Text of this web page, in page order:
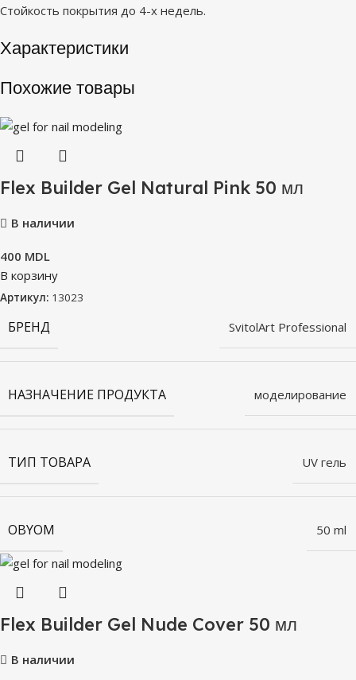
Стойкость покрытия до 4-х недель.
Характеристики
Похожие товары
Flex Builder Gel Natural Pink 50 мл
В наличии
400 MDL
В корзину
Артикул: 13023
БРЕНД SvitolArt Professional
НАЗНАЧЕНИЕ ПРОДУКТА моделирование
ТИП ТОВАРА UV гель
OBYOM 50 ml
Flex Builder Gel Nude Cover 50 мл
В наличии